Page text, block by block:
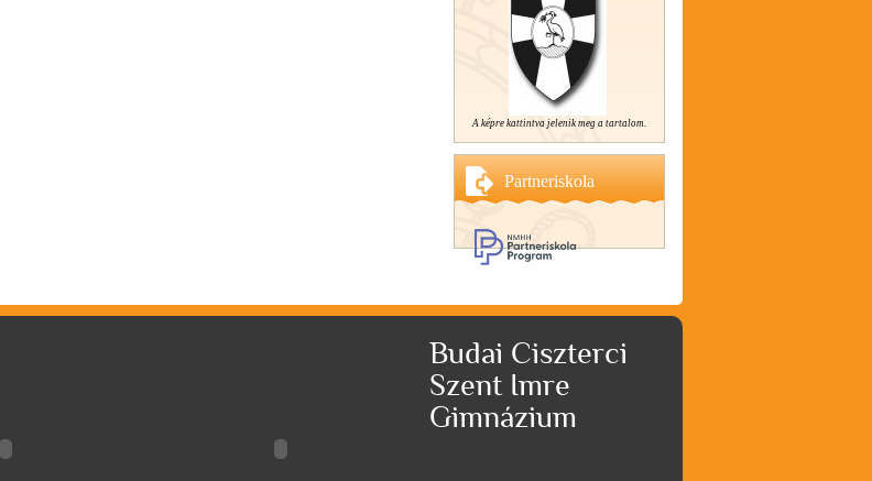
A képre kattintva jelenik meg a tartalom.
Partneriskola
Budai Ciszterci
Szent Imre
Gimnázium